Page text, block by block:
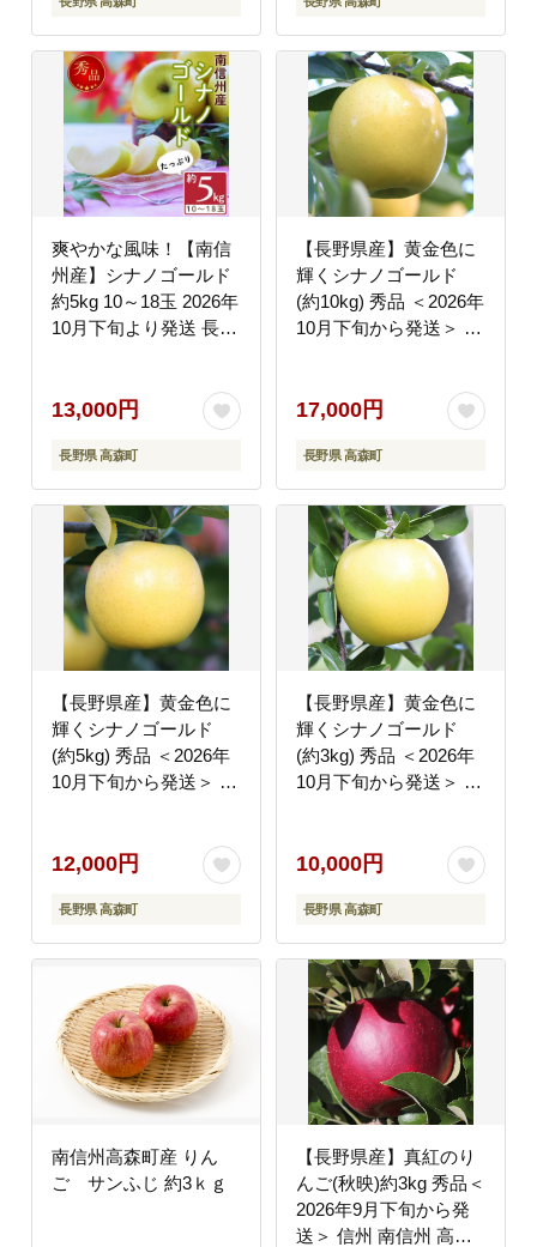
爽やかな風味！【南信
州産】シナノゴールド
約5kg 10～18玉 2026年
10月下旬より発送 長野
りんご りんご リンゴ
りんご3兄弟 JAみなみ
信州
13,000円
長野県 高森町
【長野県産】黄金色に
輝くシナノゴールド
(約10kg) 秀品 ＜2026年
10月下旬から発送＞ 信
のりんご 山下屋荘介
17,000円
長野県 高森町
【長野県産】黄金色に
輝くシナノゴールド
(約5kg) 秀品 ＜2026年
10月下旬から発送＞ 信
のりんご 山下屋荘介
12,000円
長野県 高森町
【長野県産】黄金色に
輝くシナノゴールド
(約3kg) 秀品 ＜2026年
10月下旬から発送＞ 信
のりんご 山下屋荘介
10,000円
長野県 高森町
南信州高森町産 りん
ご サンふじ 約3ｋｇ
【長野県産】真紅のり
んご(秋映)約3kg 秀品＜
2026年9月下旬から発
送＞ 信州 南信州 高森